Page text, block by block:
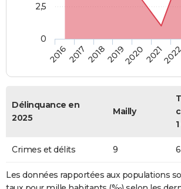
201620172018201920202021
0
2,5
Délinquance en
2025
Mailly
Crimes et délits 9
Les données rapportées aux populations